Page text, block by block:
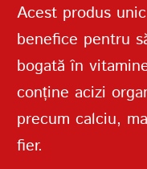
Acest produs
benefice pentru
bogată în
conține acizi
precum calciu,
fier.